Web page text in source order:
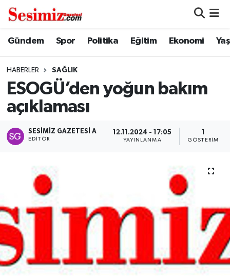
Gündem Spor Politika Eğitim Ekonomi
HABERLER SAĞLIK
ESOGÜ’den yoğun bakım
açıklaması
SESIMIZ GAZETESI A
EDITÖR
12.11.2024 - 17:05
YAYINLANMA GÖSTERIM
Dünya
Ekonomi
Gündem
Magazin
Politika
Spor
Nöbetçi Eczaneler
Hava Durumu
Namaz Vakitleri
Süper Lig Puan Durumu ve Fikstür
Tüm Manşetler
Son Dakika Haberleri